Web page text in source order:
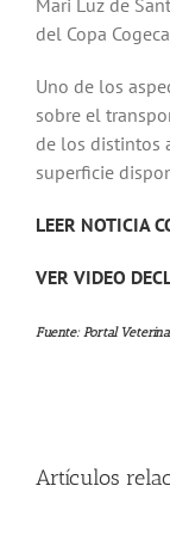
Mari Luz de
del Copa
Uno de los
sobre el
de los distintos
superficie
LEER NOTICIA
VER VIDEO
Fuente: Portal
Artículos